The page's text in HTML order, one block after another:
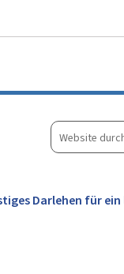
Website
Darlehen für